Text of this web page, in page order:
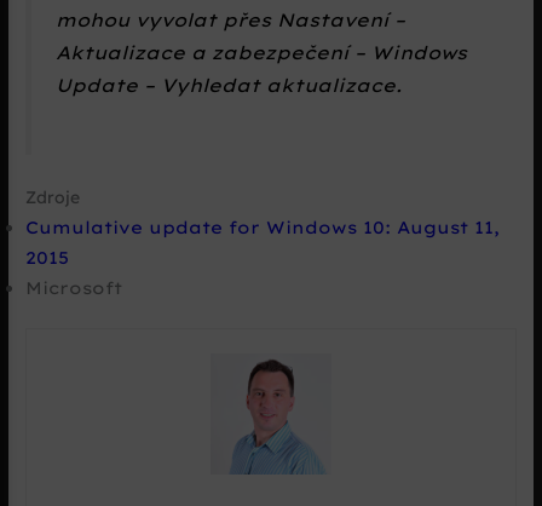
mohou vyvolat přes Nastavení –
Aktualizace a zabezpečení – Windows
Update – Vyhledat aktualizace.
Zdroje
Cumulative update for Windows 10: August 11,
2015
Microsoft